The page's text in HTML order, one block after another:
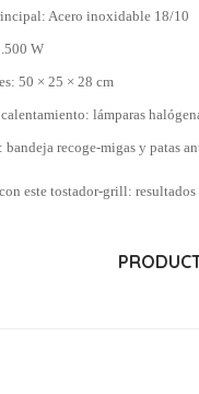
Acero inoxidable 18/10
W
50 × 25 × 28 cm
calentamiento: lámparas
bandeja recoge-migas y patas
este tostador-grill: